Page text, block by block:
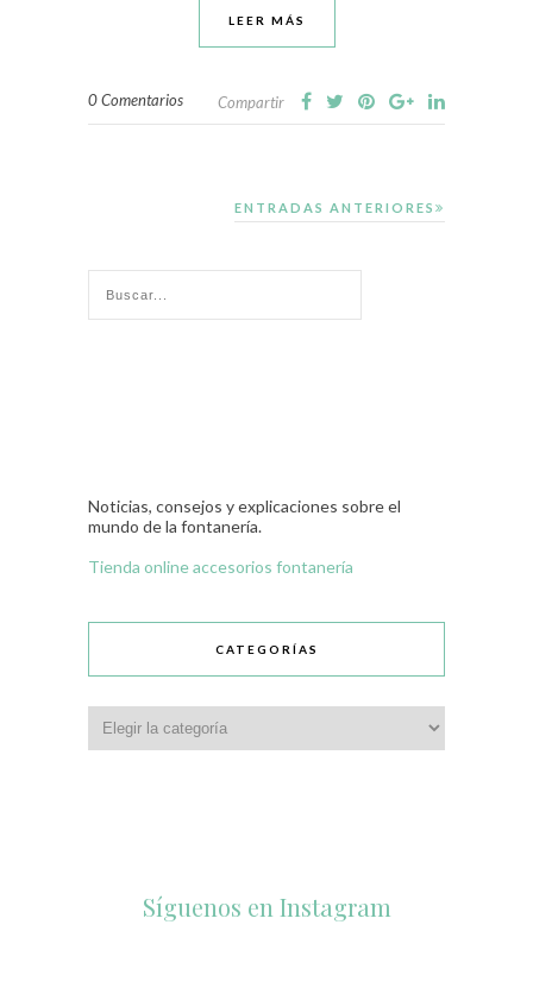
LEER MÁS
0 Comentarios Compartir
ENTRADAS ANTERIORES
Noticias, consejos y explicaciones sobre el
mundo de la fontanería.
Tienda online accesorios fontanería
CATEGORÍAS
Síguenos en Instagram
Ago 6